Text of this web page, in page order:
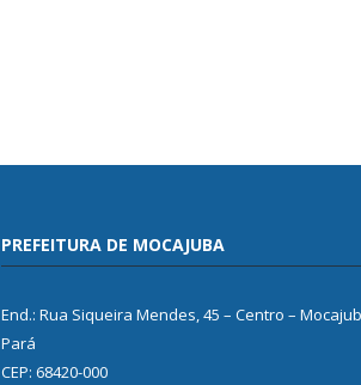
PREFEITURA DE MOCAJUBA
End.: Rua Siqueira Mendes, 45 – Centro –
Pará
CEP: 68420-000